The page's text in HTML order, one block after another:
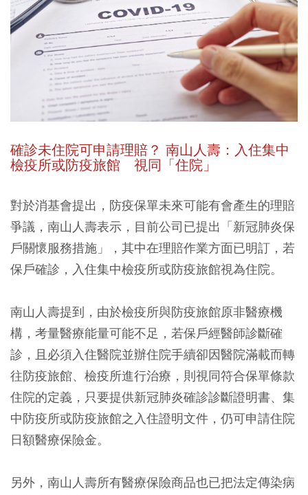
確診未住院可申請理賠？ 南山人壽：入住集中
檢疫所或防疫旅館 視同「住院」
對於消基會提出，防疫保單未來可能有會產生的理賠
爭議，南山人壽表示，目前公司已提出「新冠肺炎保
戶關懷服務措施」， 其中在理賠作業方面已明訂，若
保戶確診，入住集中檢疫所或防疫旅館視為住院。
南山人壽提到，由於檢疫所與防疫旅館原非醫療機
構，考量醫療能量可能不足，若保戶經醫師診斷確
診，且必須入住醫院並辦住院手續卻因醫院滿載而轉
往防疫旅館、檢疫所進行治療，則視同符合保單條款
住院的定義，只要提供新冠肺炎確診診斷證明書、集
中防疫所或防疫旅館之入住證明文件，仍可申請住院
日額醫療保險金。
另外，南山人壽所有醫療保險商品也已把法定傳染病